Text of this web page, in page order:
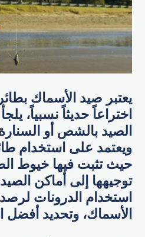
يعتبر صيد الأسماك
اختراعاً حديثاً نسبياً،
الصيد بالشص أو السنارة
ويعتمد على استخدام
حيث تثبت فيها خيوط
توجيهها إلى أماكن
استخدام الدرونات
الأسماك، وتحديد أفضل